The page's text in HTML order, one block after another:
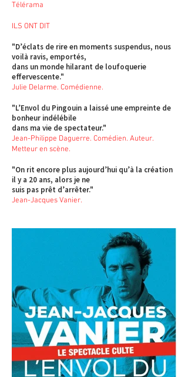
Télérama
ILS ONT DIT
"D’éclats de rire en moments suspendus, nous
voilà ravis, emportés,
dans un monde hilarant de loufoquerie
effervescente."
Julie Delarme. Comédienne.
"L’Envol du Pingouin a laissé une empreinte de
bonheur indélébile
dans ma vie de spectateur."
Jean-Philippe Daguerre. Comédien. Auteur.
Metteur en scène.
"On rit encore plus aujourd’hui qu’à la création
il y a 20 ans, alors je ne
suis pas prêt d’arrêter."
Jean-Jacques Vanier.